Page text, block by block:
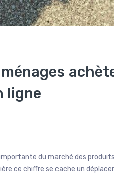
ligne
du marché des
ce chiffre se cache un